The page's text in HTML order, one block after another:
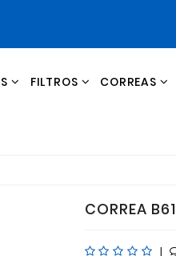
FILTROS CORREAS
CORREA B61
|